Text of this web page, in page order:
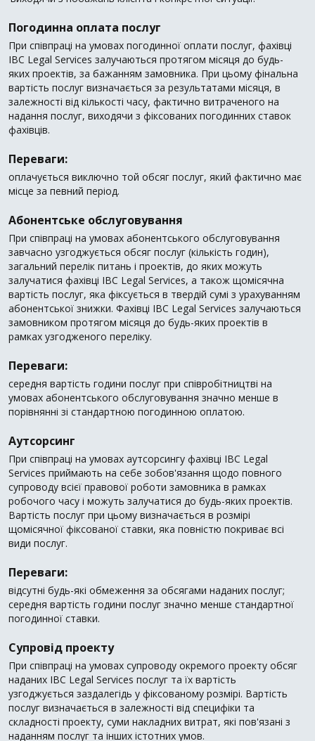
Погодинна оплата послуг
При співпраці на умовах погодинної оплати послуг, фахівці
IBC Legal Services залучаються протягом місяця до будь-
яких проектів, за бажанням замовника. При цьому фінальна
вартість послуг визначається за результатами місяця, в
залежності від кількості часу, фактично витраченого на
надання послуг, виходячи з фіксованих погодинних ставок
фахівців.
Переваги:
оплачується виключно той обсяг послуг, який фактично має
місце за певний період.
Абонентське обслуговування
При співпраці на умовах абонентського обслуговування
завчасно узгоджується обсяг послуг (кількість годин),
загальний перелік питань і проектів, до яких можуть
залучатися фахівці IBC Legal Services, а також щомісячна
вартість послуг, яка фіксується в твердій сумі з урахуванням
абонентської знижки. Фахівці IBC Legal Services залучаються
замовником протягом місяця до будь-яких проектів в
рамках узгодженого переліку.
Переваги:
середня вартість години послуг при співробітництві на
умовах абонентського обслуговування значно менше в
порівнянні зі стандартною погодинною оплатою.
Аутсорсинг
При співпраці на умовах аутсорсингу фахівці IBC Legal
Services приймають на себе зобов'язання щодо повного
супроводу всієї правової роботи замовника в рамках
робочого часу і можуть залучатися до будь-яких проектів.
Вартість послуг при цьому визначається в розмірі
щомісячної фіксованої ставки, яка повністю покриває всі
види послуг.
Переваги:
відсутні будь-які обмеження за обсягами наданих послуг;
середня вартість години послуг значно менше стандартної
погодинної ставки.
Супровід проекту
При співпраці на умовах супроводу окремого проекту обсяг
наданих IBC Legal Services послуг та їх вартість
узгоджується заздалегідь у фіксованому розмірі. Вартість
послуг визначається в залежності від специфіки та
складності проекту, суми накладних витрат, які пов'язані з
наданням послуг та інших істотних умов.